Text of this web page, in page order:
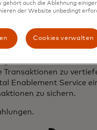
aber vor einem
Weise abgewickelt. Im
zu
Enablement Service
zu sichern.
auch die Ablehnung
der Website unbedingt
Cookies verwalten